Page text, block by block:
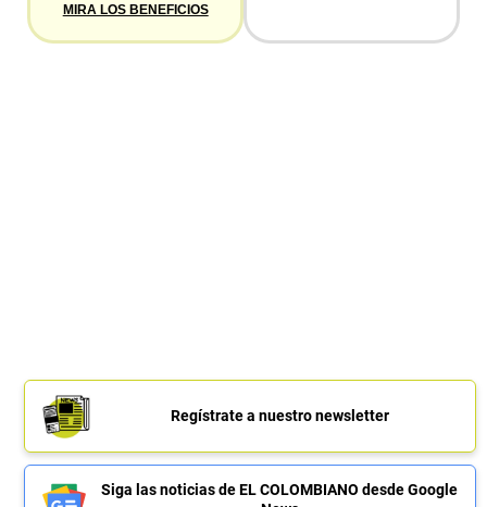
MIRA LOS BENEFICIOS
Regístrate a nuestro newsletter
Siga las noticias de EL COLOMBIANO desde Google